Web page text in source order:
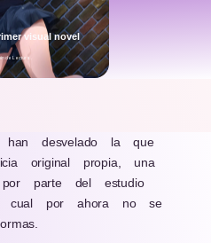
visual novel
de Lectura
han desvelado la que
original propia, una
parte del estudio
por ahora no se